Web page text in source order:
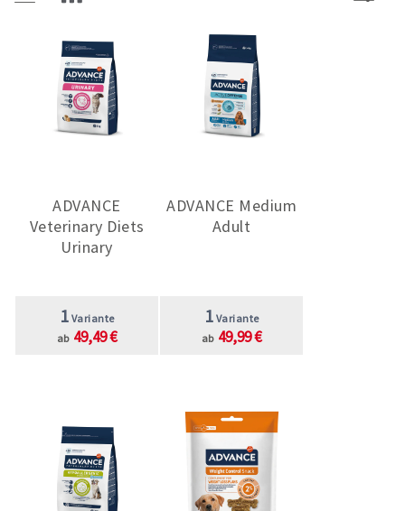
ADVANCE
Veterinary Diets
Urinary
1 Variante
ab 49,49 €
ADVANCE Medium
Adult
1 Variante
ab 49,99 €